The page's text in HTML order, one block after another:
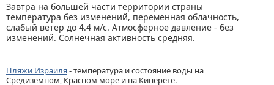
Завтра на большей части территории страны
температура без изменений, переменная облачность,
слабый ветер до 4.4 м/с. Атмосферное давление - без
изменений. Солнечная активность средняя.
Пляжи Израиля- температура и состояние воды на
Средиземном, Красном море и на Кинерете.